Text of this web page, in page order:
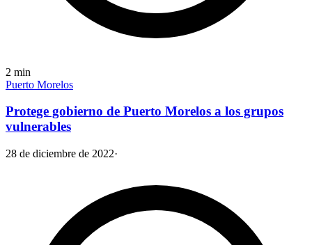
2 min
Puerto Morelos
Protege gobierno de Puerto Morelos a los grupos
vulnerables
28 de diciembre de 2022·